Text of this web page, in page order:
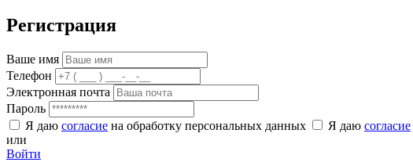
Регистрация
Ваше имя
Телефон
Электронная почта
Пароль
Я даю согласие на обработку персональных данных Я даю согласие
или
Войти